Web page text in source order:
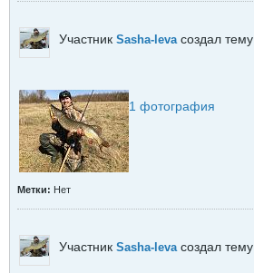
Участник Sasha-leva создал тему
1 фотография
Метки: Нет
Участник Sasha-leva создал тему